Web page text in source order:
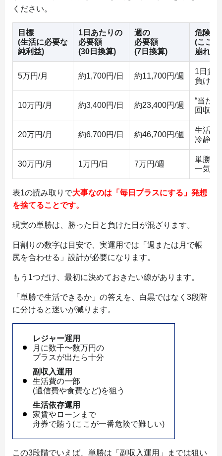
ください。
目標
(生活に必要な
純利益)
1日あたりの
必要額
(30日換算)
週の
必要額
(7日換算)
危険サ
(ここ
崩れや
5万円/月 約1,700円/日 約11,700円/週
1日負
負けが
10万円/月 約3,400円/日 約23,400円/週
“当た
回収不
20万円/月 約6,700円/日 約46,700円/週
生活費
冷静な
30万円/月 1万円/日 7万円/週
単勝だ
一気に
表1の読み取りで大事なのは「毎日プラスにする」発想
を捨てることです。
現実の単勝は、勝った日と負けた日が混ざります。
日割りの数字は目安で、実運用では「週または月で帳
尻を合わせる」設計が必要になります。
もう1つだけ、最初に決めておきたい線があります。
「単勝で生活できるか」の答えを、白黒ではなく3段階
に分けると迷いが減ります。
レジャー運用
月に数千〜数万円の
プラスが出たら十分
副収入運用
生活費の一部
(通信費や食費など)を狙う
生活依存運用
家賃やローンまで
舟券で賄う(ここが一番危険で難しい)
この3段階でいえば、単勝は「副収入運用」までは狙い